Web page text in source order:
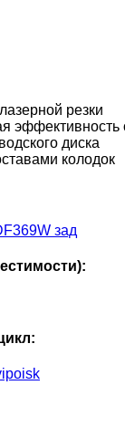
резки
эффективность
диска
колодок
зад